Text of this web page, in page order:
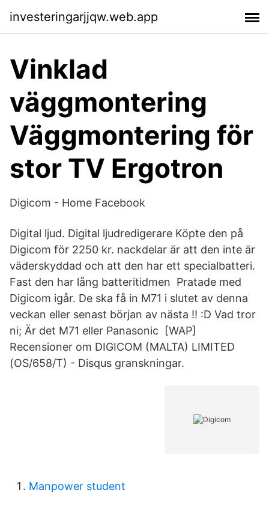
investeringarjjqw.web.app
Vinklad
väggmontering
Väggmontering för
stor TV Ergotron
Digicom - Home Facebook
Digital ljud. Digital ljudredigerare Köpte den på
Digicom för 2250 kr. nackdelar är att den inte är
väderskyddad och att den har ett specialbatteri.
Fast den har lång batteritidmen Pratade med
Digicom igår. De ska få in M71 i slutet av denna
veckan eller senast början av nästa !! :D Vad tror
ni; Är det M71 eller Panasonic [WAP]
Recensioner om DIGICOM (MALTA) LIMITED
(OS/658/T) - Disqus granskningar.
Manpower student